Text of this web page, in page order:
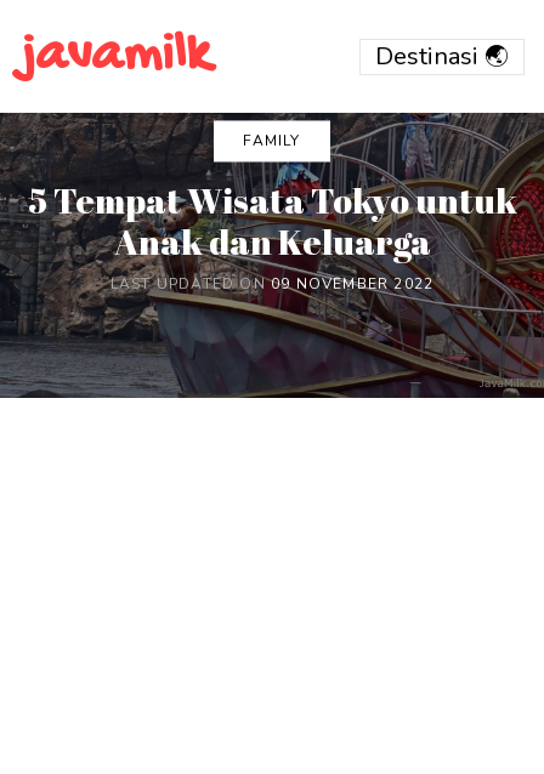
javamilk
FAMILY
5 Tempat Wisata Tokyo untuk
Anak dan Keluarga
LAST UPDATED ON09 NOVEMBER 2022